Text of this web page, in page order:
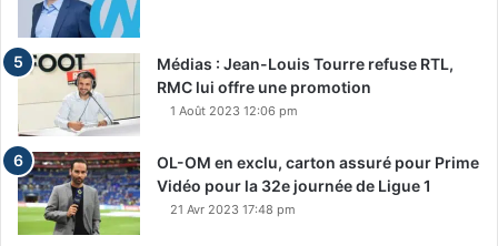
Médias : Jean-Louis Tourre refuse RTL,
RMC lui offre une promotion
1 Août 2023 12:06 pm
OL-OM en exclu, carton assuré pour Prime
Vidéo pour la 32e journée de Ligue 1
21 Avr 2023 17:48 pm